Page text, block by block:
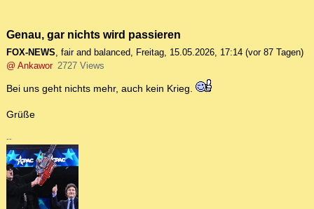
Genau, gar nichts wird passieren
FOX-NEWS, fair and balanced, Freitag, 15.05.2026, 17:14 (vor 87 Tagen)
@ Ankawor 2727 Views
Bei uns geht nichts mehr, auch kein Krieg.
Grüße
--